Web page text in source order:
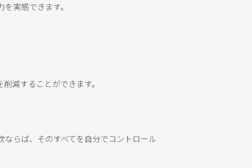
実感できます。
減することができます。
らば、そのすべてを自分でコントロール